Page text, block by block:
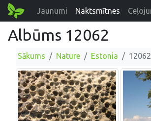
Jaunumi Naktsmītnes
Albūms 12062
Sākums Nature Estonia 12062